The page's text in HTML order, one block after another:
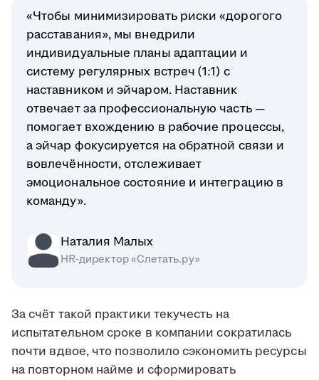
«Чтобы минимизировать риски «дорогого
расставания», мы внедрили
индивидуальные планы адаптации и
систему регулярных встреч (1:1) с
наставником и эйчаром. Наставник
отвечает за профессиональную часть —
помогает вхождению в рабочие процессы,
а эйчар фокусируется на обратной связи и
вовлечённости, отслеживает
эмоциональное состояние и интеграцию в
команду».
Наталия Малых
HR-директор «Слетать.ру»
За счёт такой практики текучесть на
испытательном сроке в компании сократилась
почти вдвое, что позволило сэкономить ресурсы
на повторном найме и сформировать